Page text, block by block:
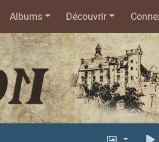
Albums Découvrir